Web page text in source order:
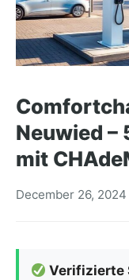
Neuwied –
mit
December 26, 2024
Verifizierte